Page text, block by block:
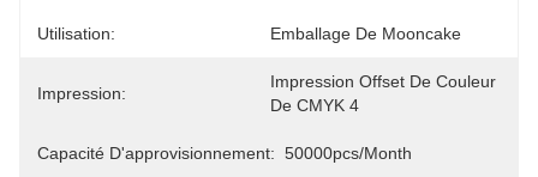
Utilisation: Emballage De Mooncake
Impression:
Impression Offset De Couleur
De CMYK 4
Capacité D'approvisionnement: 50000pcs/month